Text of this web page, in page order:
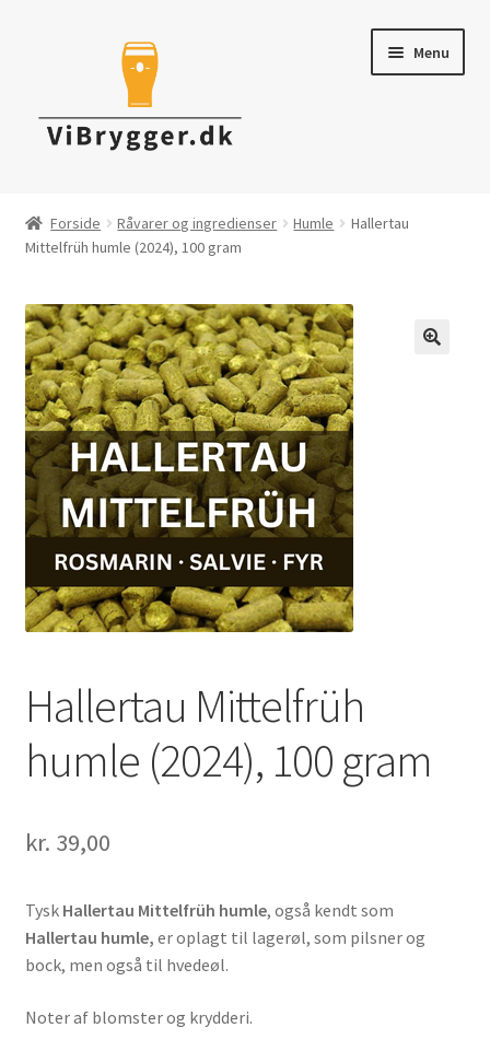
Menu
Råvarer & ingredienser
Tapning & Servering
Rengøring & desinficering
Tilbud
Forside Råvarer og ingredienser Humle
Hallertau
Mittelfrüh humle (2024), 100 gram
Hallertau Mittelfrüh
humle (2024), 100 gram
kr. 39,00
Tysk Hallertau Mittelfrüh humle, også kendt som
Hallertau humle, er oplagt til lagerøl, som pilsner og
bock, men også til hvedeøl.
Noter af blomster og krydderi.